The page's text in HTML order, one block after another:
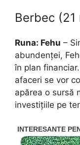
Berbec
Runa: Fehu –
abundenței,
în plan
afaceri se vor
apărea o sursă
investițiile pe